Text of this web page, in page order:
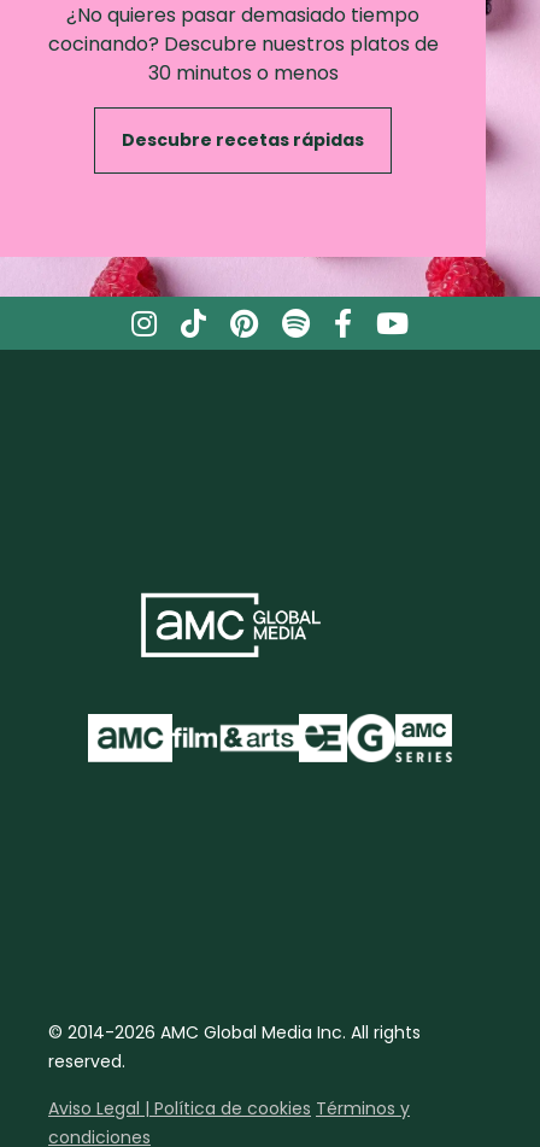
¿No quieres pasar demasiado tiempo
cocinando? Descubre nuestros platos de
30 minutos o menos
Descubre recetas rápidas
© 2014-2026 AMC Global Media Inc. All rights
reserved.
Aviso Legal | Política de cookies Términos y
condiciones